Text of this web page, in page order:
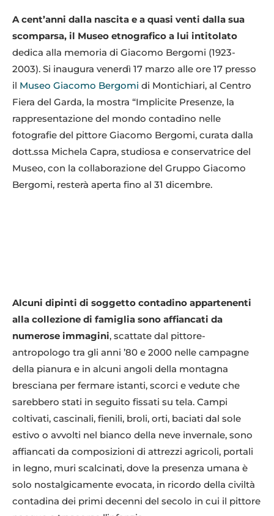
A cent’anni dalla nascita e a quasi venti dalla sua
scomparsa, il Museo etnografico a lui intitolato
dedica alla memoria di Giacomo Bergomi (1923-
2003). Si inaugura venerdì 17 marzo alle ore 17 presso
il Museo Giacomo Bergomi di Montichiari, al Centro
Fiera del Garda, la mostra “Implicite Presenze, la
rappresentazione del mondo contadino nelle
fotografie del pittore Giacomo Bergomi, curata dalla
dott.ssa Michela Capra, studiosa e conservatrice del
Museo, con la collaborazione del Gruppo Giacomo
Bergomi, resterà aperta fino al 31 dicembre.
Alcuni dipinti di soggetto contadino appartenenti
alla collezione di famiglia sono affiancati da
numerose immagini, scattate dal pittore-
antropologo tra gli anni ’80 e 2000 nelle campagne
della pianura e in alcuni angoli della montagna
bresciana per fermare istanti, scorci e vedute che
sarebbero stati in seguito fissati su tela. Campi
coltivati, cascinali, fienili, broli, orti, baciati dal sole
estivo o avvolti nel bianco della neve invernale, sono
affiancati da composizioni di attrezzi agricoli, portali
in legno, muri scalcinati, dove la presenza umana è
solo nostalgicamente evocata, in ricordo della civiltà
contadina dei primi decenni del secolo in cui il pittore